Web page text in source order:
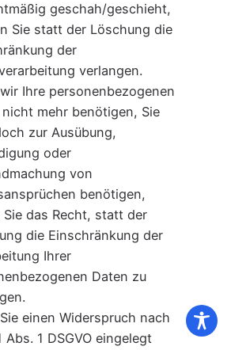
geschah/geschieht,
Sie statt der Löschung die
der
verlangen.
Ihre personenbezogenen
nicht mehr benötigen, Sie
zur Ausübung,
oder
von
benötigen,
Sie das Recht, statt der
die Einschränkung der
Ihrer
Daten zu
einen Widerspruch nach
Abs. 1 DSGVO eingelegt